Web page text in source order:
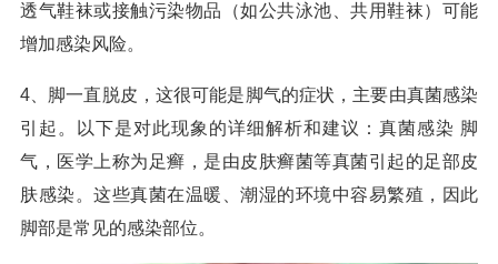
透气鞋袜或接触污染物品（如公共泳池、共用鞋袜）可能
增加感染风险。
4、脚一直脱皮，这很可能是脚气的症状，主要由真菌感染
引起。以下是对此现象的详细解析和建议：真菌感染 脚
气，医学上称为足癣，是由皮肤癣菌等真菌引起的足部皮
肤感染。这些真菌在温暖、潮湿的环境中容易繁殖，因此
脚部是常见的感染部位。